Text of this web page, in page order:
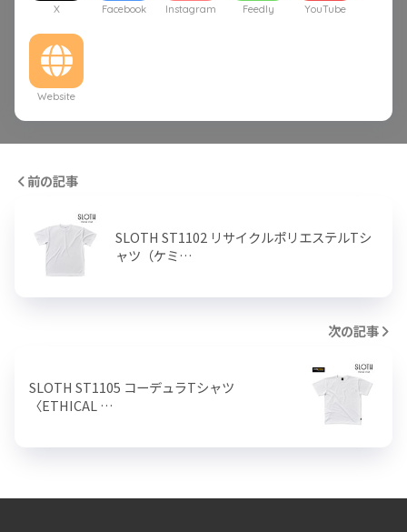
X Facebook Instagram Feedly YouTube
Website
前の記事
SLOTH ST1102 リサイクルポリエステルTシ
ャツ（ケミ…
次の記事
SLOTH ST1105 コーデュラTシャツ
〈ETHICAL …